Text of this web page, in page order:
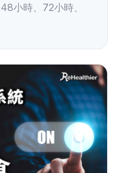
小時、72小時、